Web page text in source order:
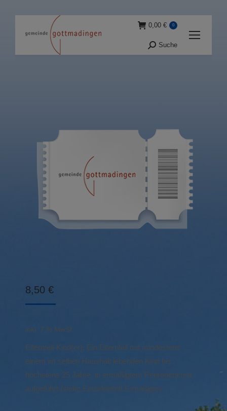
0,00 € 0
Suche:
Suche
8,50 €
inkl. 7 % MwSt.
Elternteil-Kind(er): Ein Elternteil mit mindestens
einem im selben Haushalt lebenden Kind bis
höchstens 25 Jahre, in ermäßigtem Personenkreis
aufgeführt (siehe Einzeleintritt Ermäßigte)